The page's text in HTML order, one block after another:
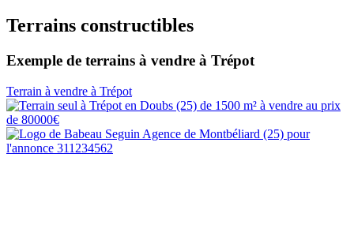
Terrains constructibles
Exemple de terrains à vendre à Trépot
Terrain à vendre à Trépot